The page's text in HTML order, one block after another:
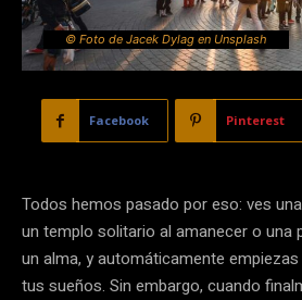
© Foto de Jacek Dylag en Unsplash
Facebook Pinterest
Todos hemos pasado por eso: ves
un templo solitario al amanecer o una
un alma, y automáticamente empiezas
tus sueños. Sin embargo, cuando